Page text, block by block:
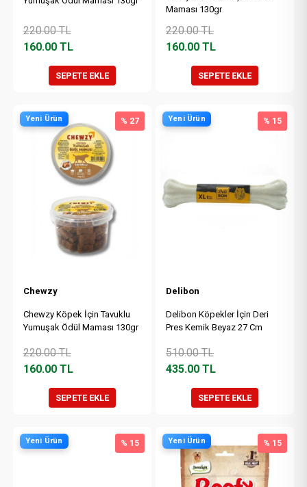
220.00TL
160.00TL
SEPETE EKLE
Maması 130gr
220.00TL
160.00 TL
SEPETE EKLE
Yeni Ürün
Chewzy
Chewzy Köpek İçin Tavuklu
Yumuşak Ödül Maması 130gr
220.00TL
160.00TL
% 27
SEPETE EKLE
Yeni Ürün
Delibon
Delibon Köpekler İçin Deri
Pres Kemik Beyaz 27 Cm
510.00TL
435.00 TL
% 15
SEPETE EKLE
Yeni Ürün % 15 Yeni Ürün % 15